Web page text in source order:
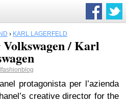
› KARL LAGERFELD
/ Karl
protagonista per l’azienda
creative director for the